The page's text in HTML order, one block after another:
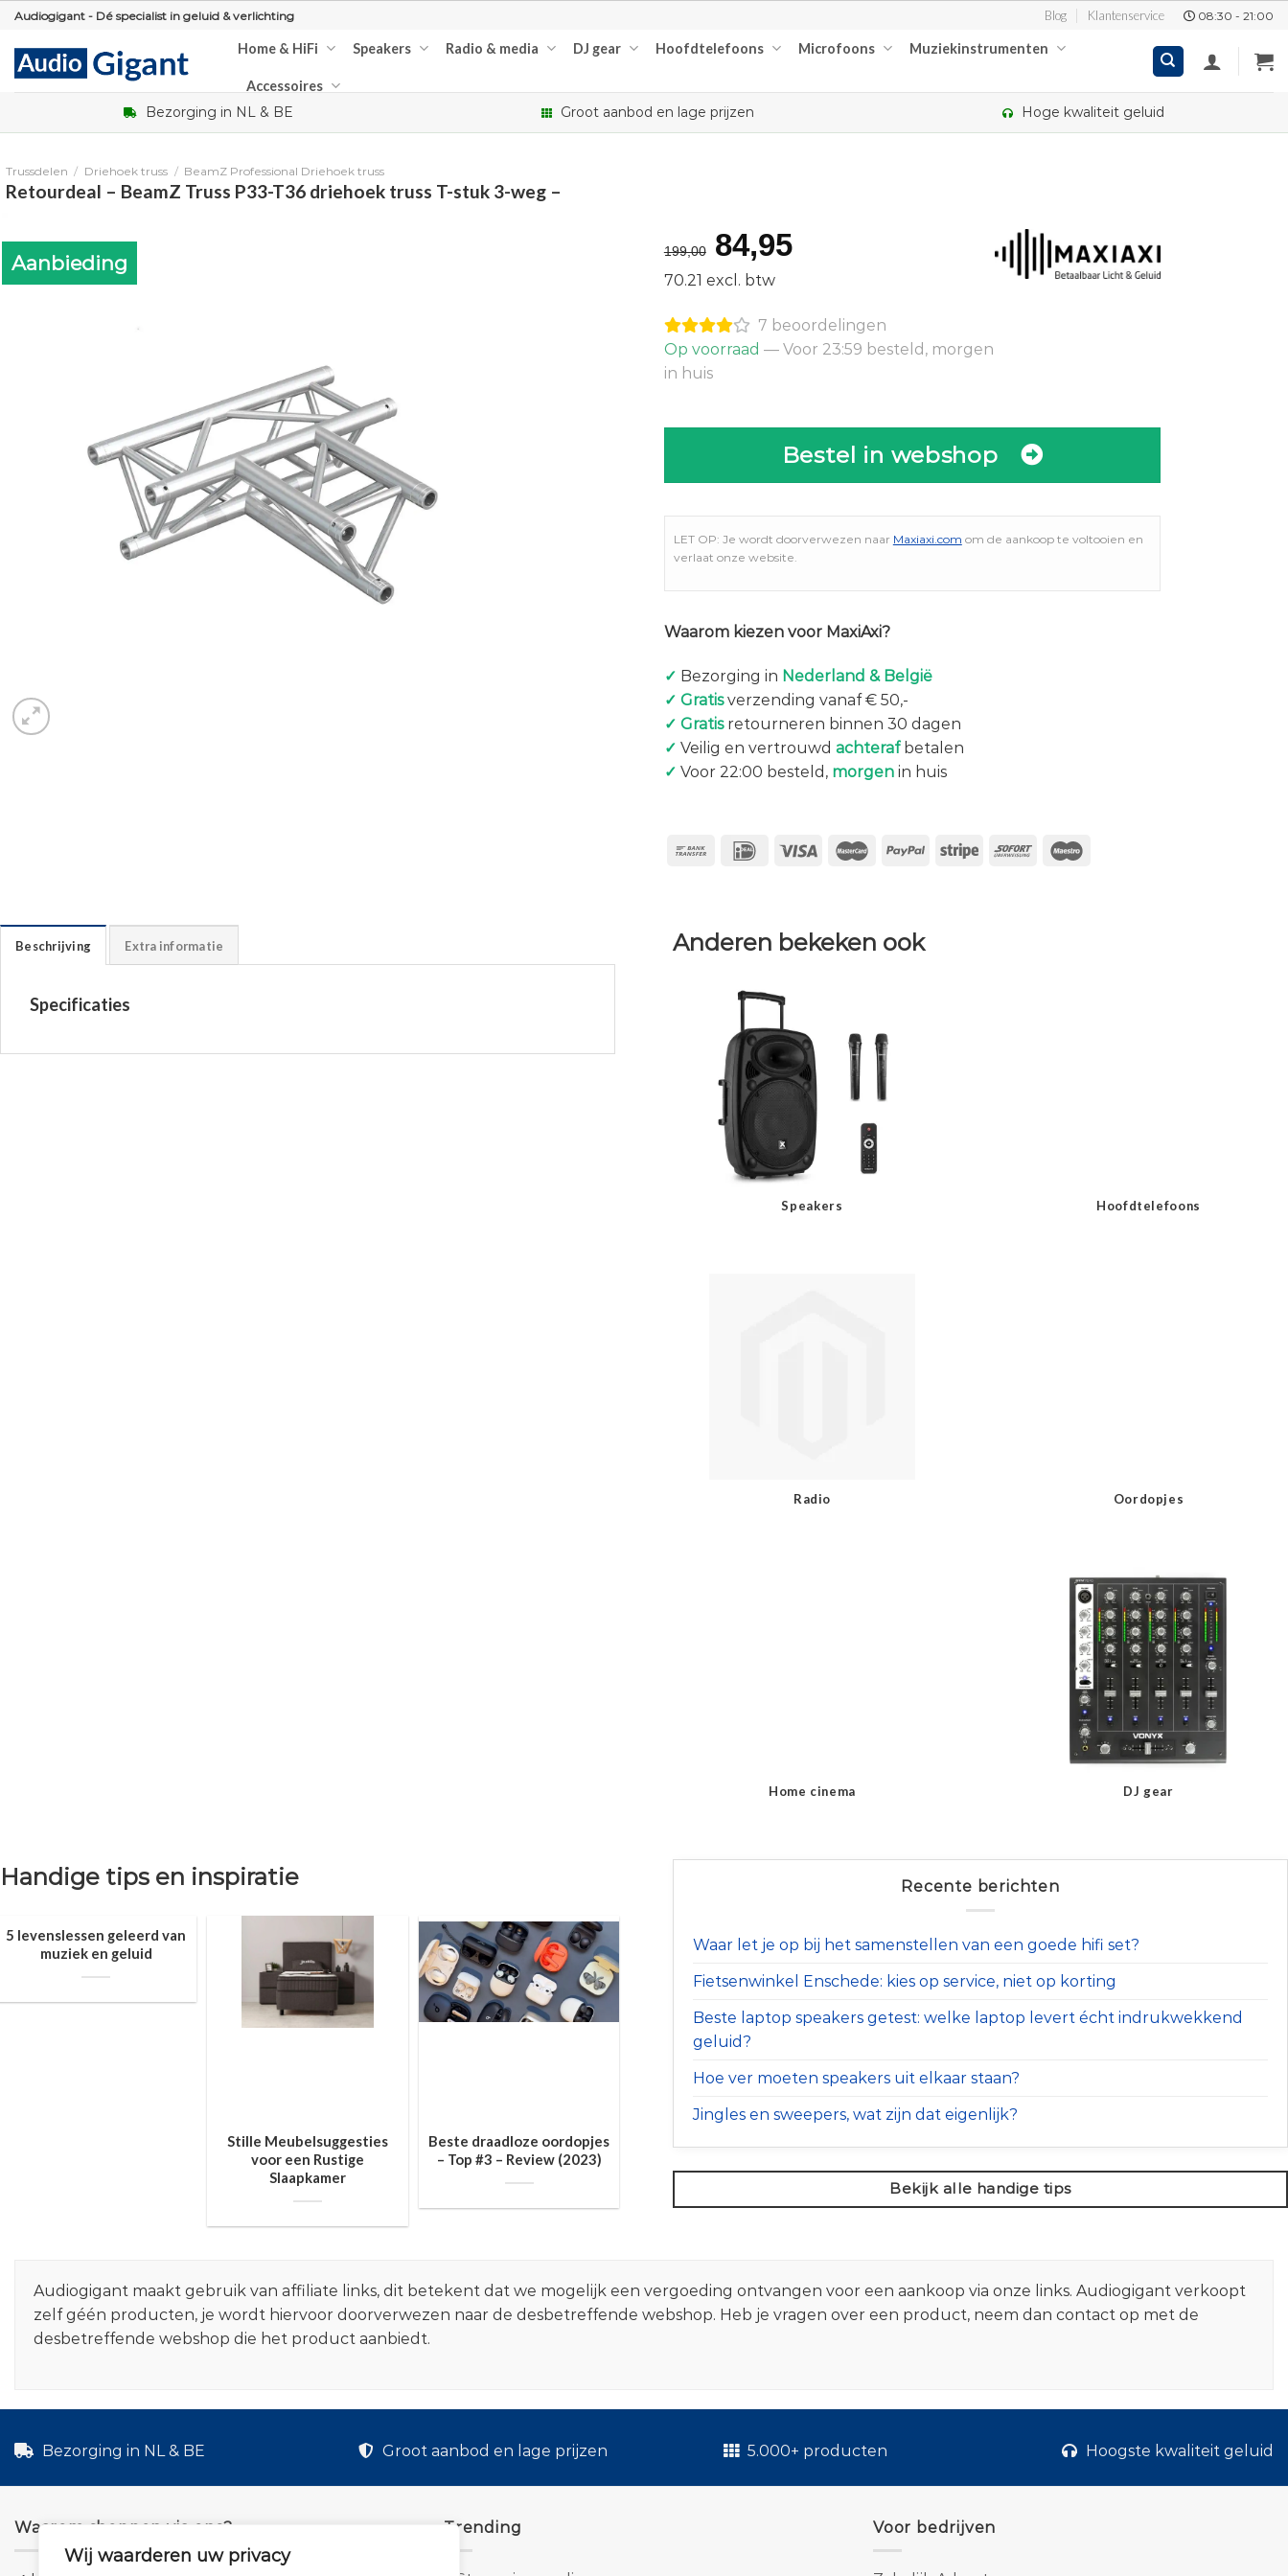
Wij waarderen uw privacy
Skip
content
Audiogigant - Dé specialist in geluid & verlichting Blog Klantenservice 08:30 - 21:00
Home & HiFi Speakers Radio & media DJ gear Hoofdtelefoons Microfoons Muziekinstrumenten
Accessoires
Bezorging in NL & BE Groot aanbod en lage prijzen Hoge kwaliteit geluid
Trussdelen / Driehoek truss / BeamZ Professional Driehoek truss
Retourdeal – BeamZ Truss P33-T36 driehoek truss T-stuk 3-weg –
Aanbieding 199,00
Oorspronkelijke
prijs
was:
€199,00.
84,95Huidige
€84,95.
70.21 excl. btw
7 beoordelingen
Op voorraad — Voor 23:59 besteld, morgen
in huis
Bestel in webshop
LET OP: Je wordt doorverwezen naar Maxiaxi.com om de aankoop te voltooien en
verlaat onze website.
Waarom kiezen voor MaxiAxi?
✓ Bezorging in Nederland & België
✓ Gratisverzending vanaf € 50,-
✓ Gratisretourneren binnen 30 dagen
✓ Veilig en vertrouwd achterafbetalen
✓ Voor 22:00 besteld, morgenin huis
Beschrijving Extra informatie
Specificaties
Anderen bekeken ook
Speakers Hoofdtelefoons
Radio Oordopjes
Home cinema DJ gear
Handige tips en inspiratie
5 levenslessen geleerd van
muziek en geluid
Stille Meubelsuggesties
voor een Rustige
Slaapkamer
Beste draadloze oordopjes
– Top #3 – Review (2023)
Recente berichten
Waar let je op bij het samenstellen van een goede hifi set?
Fietsenwinkel Enschede: kies op service, niet op korting
Beste laptop speakers getest: welke laptop levert écht indrukwekkend
geluid?
Hoe ver moeten speakers uit elkaar staan?
Jingles en sweepers, wat zijn dat eigenlijk?
Bekijk alle handige tips
Audiogigant maakt gebruik van affiliate links, dit betekent dat we mogelijk een vergoeding ontvangen voor een aankoop via onze links. Audiogigant verkoopt
zelf géén producten, je wordt hiervoor doorverwezen naar de desbetreffende webshop. Heb je vragen over een product, neem dan contact op met de
desbetreffende webshop die het product aanbiedt.
Bezorging in NL & BE Groot aanbod en lage prijzen 5.000+ producten Hoogste kwaliteit geluid
Waarom shoppen via ons? Trending Voor bedrijven